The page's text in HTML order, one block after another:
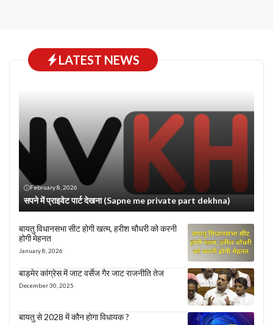
LATEST NEWS
February 8, 2026
सपने में प्राइवेट पार्ट देखना (Sapne me private part dekhna)
बायतु विधानसभा सीट होगी खत्म, हरीश चौधरी को करनी
होगी मेहनत
January 8, 2026
बाड़मेर कांग्रेस में जाट वर्सेज गैर जाट राजनीति तेज
December 30, 2025
बायतु से 2028 में कौन होगा विधायक ?